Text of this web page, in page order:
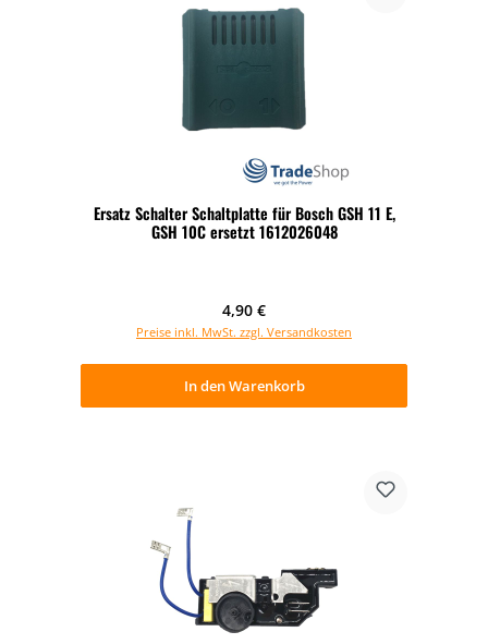
Ersatz Schalter Schaltplatte für Bosch GSH 11 E,
GSH 10C ersetzt 1612026048
Regulärer Preis:
4,90 €
Preise inkl. MwSt. zzgl. Versandkosten
In den Warenkorb